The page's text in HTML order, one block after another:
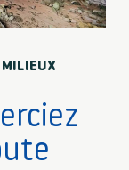
MILIEUX